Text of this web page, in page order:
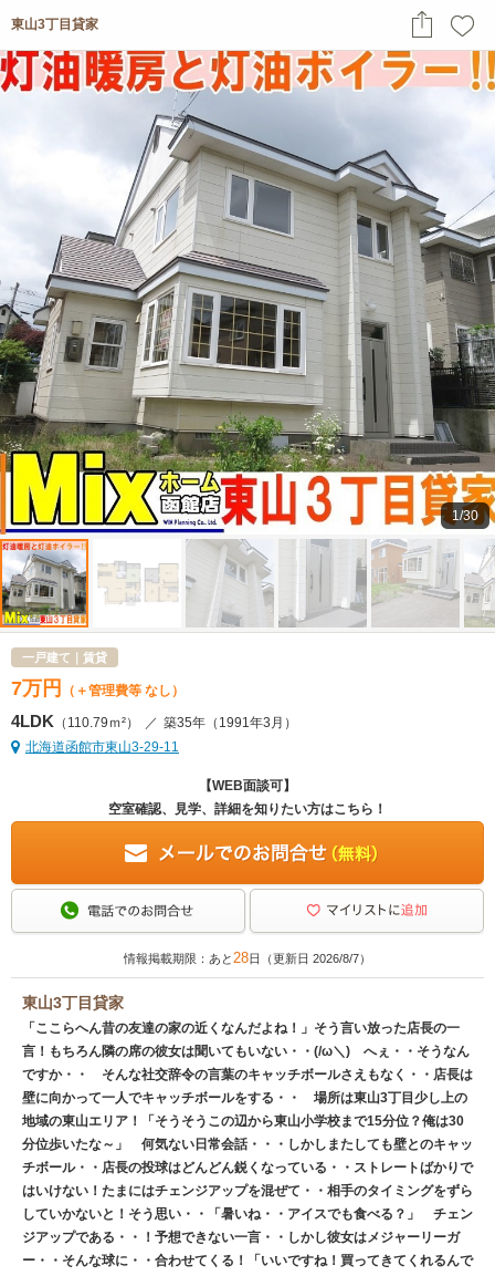
1/30
東山3丁目貸家
一戸建て｜賃貸
7万 円 （＋管理費等 なし）
4LDK （110.79ｍ²） ／ 築35年 （1991年3月）
北海道函館市東山3-29-11
【WEB面談可】
空室確認、見学、詳細を知りたい方はこちら！
情報掲載期限：あと28日（更新日 2026/8/7）
東山3丁目貸家
「ここらへん昔の友達の家の近くなんだよね！」そう言い放った店長の一
言！もちろん隣の席の彼女は聞いてもいない・・(/ω＼) へぇ・・そうなん
ですか・・ そんな社交辞令の言葉のキャッチボールさえもなく・・店長は
壁に向かって一人でキャッチボールをする・・ 場所は東山3丁目少し上の
地域の東山エリア！「そうそうこの辺から東山小学校まで15分位？俺は30
分位歩いたな～」 何気ない日常会話・・・しかしまたしても壁とのキャッ
チボール・・店長の投球はどんどん鋭くなっている・・ストレートばかりで
はいけない！たまにはチェンジアップを混ぜて・・相手のタイミングをずら
していかないと！そう思い・・「暑いね・・アイスでも食べる？」 チェン
ジアップである・・！予想できない一言・・しかし彼女はメジャーリーガ
ー・・そんな球に・・合わせてくる！「いいですね！買ってきてくれるんで